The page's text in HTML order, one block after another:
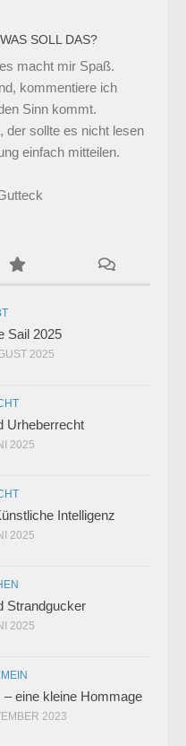
SOLL DAS?
macht mir Spaß.
kommentiere ich
Sinn kommt.
der sollte es nicht lesen
einfach mitteilen.
Sail 2025
2025
Urheberrecht
2025
Intelligenz
2025
Strandgucker
2025
– eine kleine Hommage
2023